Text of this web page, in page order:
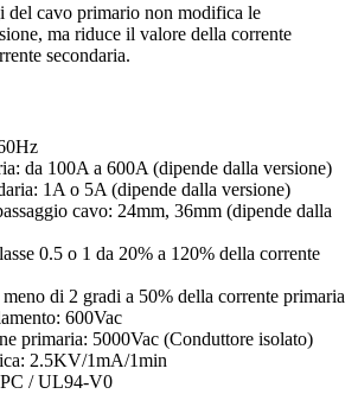
del cavo primario non modifica le
ma riduce il valore della corrente
secondaria.
da 100A a 600A (dipende dalla versione)
1A o 5A (dipende dalla versione)
cavo: 24mm, 36mm (dipende dalla
0.5 o 1 da 20% a 120% della corrente
di 2 gradi a 50% della corrente primaria
600Vac
primaria: 5000Vac (Conduttore isolato)
2.5KV/1mA/1min
PC / UL94-V0